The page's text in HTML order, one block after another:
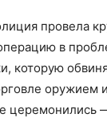
провела
в
которую
оружием
церемонились